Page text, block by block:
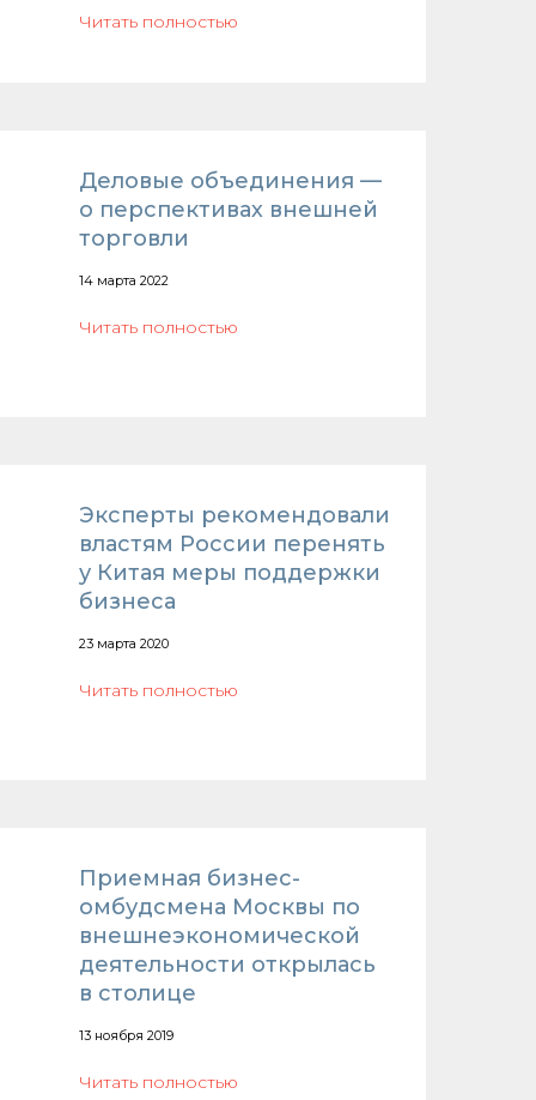
Читать полностью
Деловые объединения —
о перспективах внешней
торговли
14 марта 2022
Читать полностью
Эксперты рекомендовали
властям России перенять
у Китая меры поддержки
бизнеса
23 марта 2020
Читать полностью
Приемная бизнес-
омбудсмена Москвы по
внешнеэкономической
деятельности открылась
в столице
13 ноября 2019
Читать полностью